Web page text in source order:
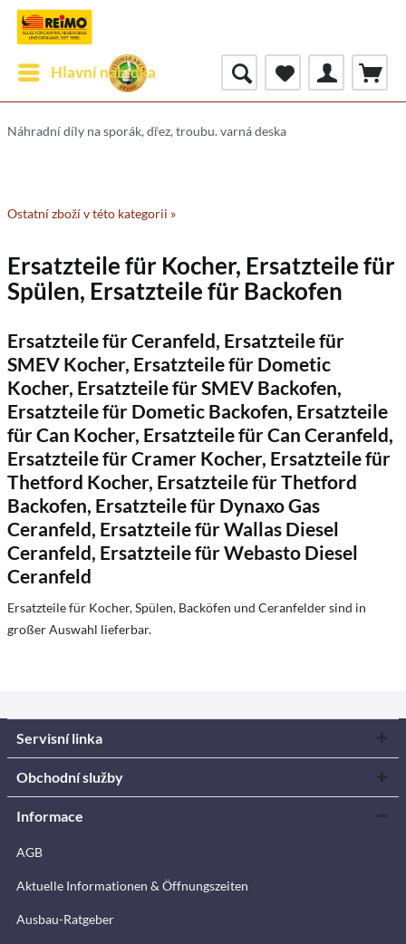
Hlavní nabídka
Náhradní díly na sporák, dřez, troubu. varná deska
Ostatní zboží v této kategorii »
Ersatzteile für Kocher, Ersatzteile für
Spülen, Ersatzteile für Backofen
Ersatzteile für Ceranfeld, Ersatzteile für
SMEV Kocher, Ersatzteile für Dometic
Kocher, Ersatzteile für SMEV Backofen,
Ersatzteile für Dometic Backofen, Ersatzteile
für Can Kocher, Ersatzteile für Can Ceranfeld,
Ersatzteile für Cramer Kocher, Ersatzteile für
Thetford Kocher, Ersatzteile für Thetford
Backofen, Ersatzteile für Dynaxo Gas
Ceranfeld, Ersatzteile für Wallas Diesel
Ceranfeld, Ersatzteile für Webasto Diesel
Ceranfeld
Ersatzteile für Kocher, Spülen, Backöfen und Ceranfelder sind in
großer Auswahl lieferbar.
Servisní linka
Obchodní služby
Informace
AGB
Aktuelle Informationen & Öffnungszeiten
Ausbau-Ratgeber